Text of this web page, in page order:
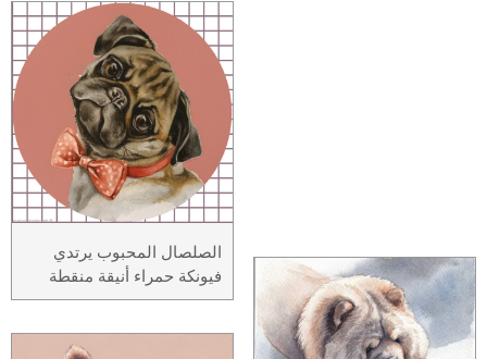
الصلصال المحبوب يرتدي
فيونكة حمراء أنيقة منقطة